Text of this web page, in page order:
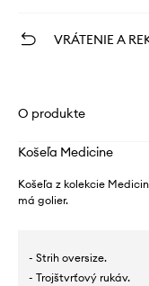
VRÁTENIE A
O produkte
Košeľa Medicine
Košeľa z kolekcie
má golier.
- Strih oversize.
- Trojštvrťový rukáv.